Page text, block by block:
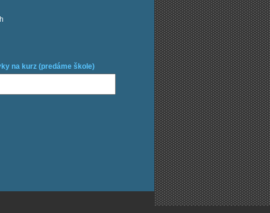
na kurz (predáme škole)